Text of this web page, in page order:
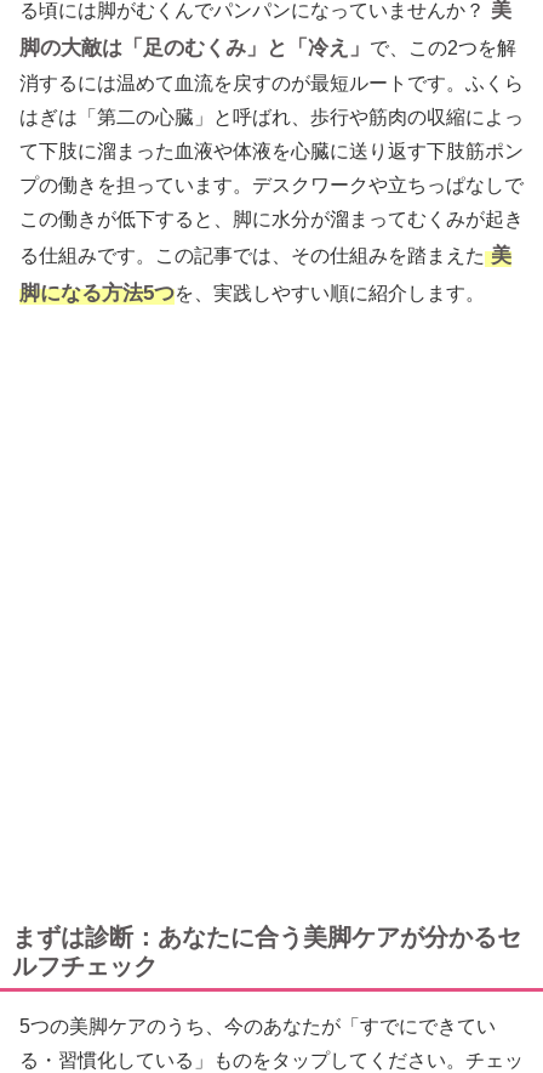
る頃には脚がむくんでパンパンになっていませんか？ 美
脚の大敵は「足のむくみ」と「冷え」 で、この2つを解
消するには温めて血流を戻すのが最短ルートです。ふくら
はぎは「第二の心臓」と呼ばれ、歩行や筋肉の収縮によっ
て下肢に溜まった血液や体液を心臓に送り返す下肢筋ポン
プの働きを担っています。デスクワークや立ちっぱなしで
この働きが低下すると、脚に水分が溜まってむくみが起き
る仕組みです。この記事では、その仕組みを踏まえた 美
脚になる方法5つを、実践しやすい順に紹介します。
まずは診断：あなたに合う美脚ケアが分かるセ
ルフチェック
5つの美脚ケアのうち、今のあなたが「すでにできてい
る・習慣化している」ものをタップしてください。チェッ